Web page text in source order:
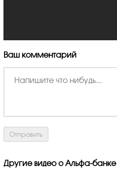
Ваш комментарий
Другие видео о Альфа-банке